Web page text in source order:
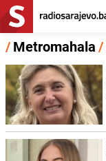
/Metromahala/